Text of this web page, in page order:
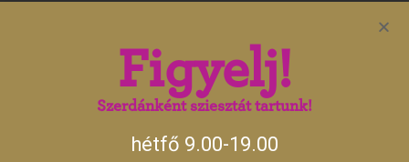
hétfő, kedd, csütörtök, péntek, szombat,
vasárnap
Figyelj!
Szerdánként sziesztát tartunk!
hétfő 9.00-19.00